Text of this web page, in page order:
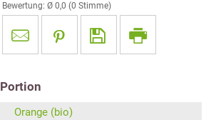
Bewertung: Ø 0,0 (0 Stimme)
Portion
Orange (bio)